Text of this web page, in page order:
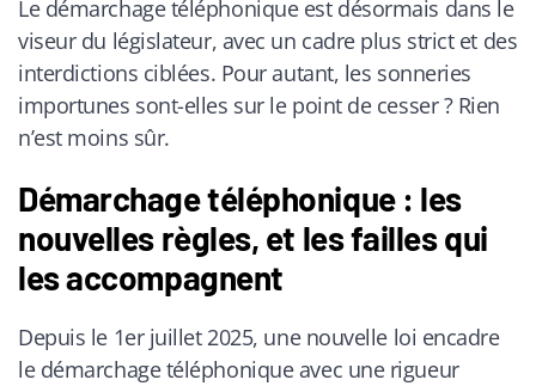
Le démarchage téléphonique est désormais dans le
viseur du législateur, avec un cadre plus strict et des
interdictions ciblées. Pour autant, les sonneries
importunes sont-elles sur le point de cesser ? Rien
n’est moins sûr.
Démarchage téléphonique : les
nouvelles règles, et les failles qui
les accompagnent
Depuis le 1er juillet 2025, une nouvelle loi encadre
le démarchage téléphonique avec une rigueur